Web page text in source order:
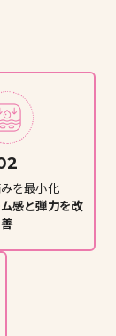
を最小化
感と弾力を改
善